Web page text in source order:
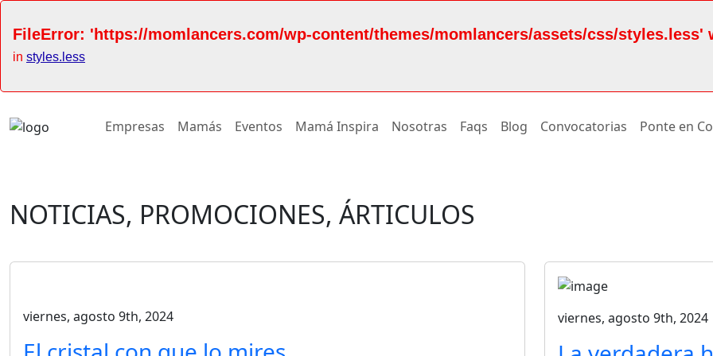
FileError: 'https://momlancers.com/wp-content/themes/momlancers/assets/css/styles.less'
in styles.less
Empresas Mamás Eventos Mamá Inspira Nosotras Faqs Blog Convocatorias Ponte en
NOTICIAS, PROMOCIONES, ÁRTICULOS
viernes, agosto 9th, 2024 viernes, agosto 9th, 2024